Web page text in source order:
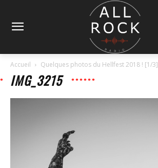
Accueil Quelques photos du Hellfest 2018 ! [1/3]
IMG_3215